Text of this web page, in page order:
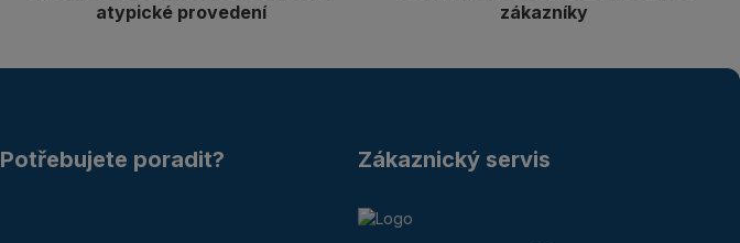
atypické provedení
zákazníky
Potřebujete poradit? Zákaznický servis